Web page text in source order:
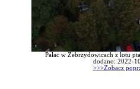
Pałac w Zebrzydowicach z lotu
dodano: 2022-
>>>Zobacz